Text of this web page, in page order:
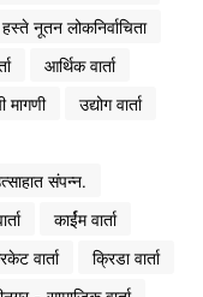
नूतन लोकनिर्वाचिता
आर्थिक वार्ता
मागणी
उद्योग वार्ता
संपन्न.
कार्ईम वार्ता
वार्ता
क्रिडा वार्ता